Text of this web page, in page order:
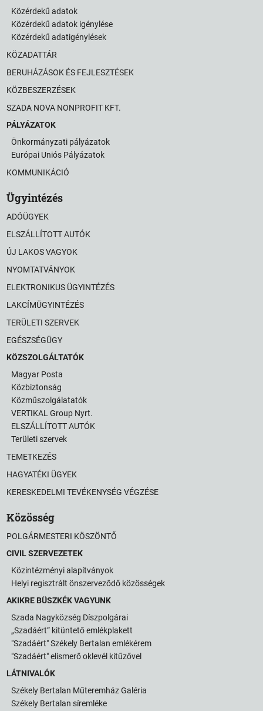
Közérdekű adatok
Közérdekű adatok igénylése
Közérdekű adatigénylések
KÖZADATTÁR
BERUHÁZÁSOK ÉS FEJLESZTÉSEK
KÖZBESZERZÉSEK
SZADA NOVA NONPROFIT KFT.
PÁLYÁZATOK
Önkormányzati pályázatok
Európai Uniós Pályázatok
KOMMUNIKÁCIÓ
Ügyintézés
ADÓÜGYEK
ELSZÁLLÍTOTT AUTÓK
ÚJ LAKOS VAGYOK
NYOMTATVÁNYOK
ELEKTRONIKUS ÜGYINTÉZÉS
LAKCÍMÜGYINTÉZÉS
TERÜLETI SZERVEK
EGÉSZSÉGÜGY
KÖZSZOLGÁLTATÓK
Magyar Posta
Közbiztonság
Közműszolgálatatók
VERTIKAL Group Nyrt.
ELSZÁLLÍTOTT AUTÓK
Területi szervek
TEMETKEZÉS
HAGYATÉKI ÜGYEK
KERESKEDELMI TEVÉKENYSÉG VÉGZÉSE
Közösség
POLGÁRMESTERI KÖSZÖNTŐ
CIVIL SZERVEZETEK
Közintézményi alapítványok
Helyi regisztrált önszerveződő közösségek
AKIKRE BÜSZKÉK VAGYUNK
Szada Nagyközség Díszpolgárai
„Szadáért” kitüntető emlékplakett
"Szadáért" Székely Bertalan emlékérem
"Szadáért" elismerő oklevél kitűzővel
LÁTNIVALÓK
Székely Bertalan Műteremház Galéria
Székely Bertalan síremléke